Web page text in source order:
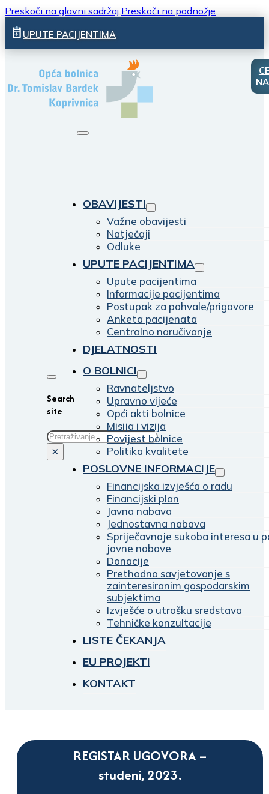
Preskoči na glavni sadržaj Preskoči na podnožje
UPUTE PACIJENTIMA
Search
site
Traži
×
OBAVIJESTI
Važne obavijesti
Natječaji
Odluke
UPUTE PACIJENTIMA
Upute pacijentima
Informacije pacijentima
Postupak za pohvale/prigovore
Anketa pacijenata
Centralno naručivanje
DJELATNOSTI
O BOLNICI
Ravnateljstvo
Upravno vijeće
Opći akti bolnice
Misija i vizija
Povijest bolnice
Politika kvalitete
POSLOVNE INFORMACIJE
Financijska izvješća o radu
Financijski plan
Javna nabava
Jednostavna nabava
Spriječavnaje sukoba interesa u
javne nabave
Donacije
Prethodno savjetovanje s
zainteresiranim gospodarskim
subjektima
Izvješće o utrošku sredstava
Tehničke konzultacije
LISTE ČEKANJA
EU PROJEKTI
KONTAKT
REGISTAR UGOVORA –
studeni, 2023.